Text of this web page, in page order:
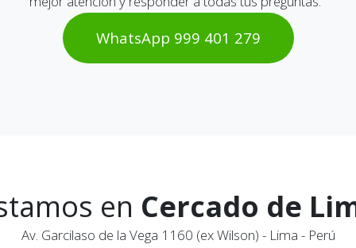
WhatsAp​​​​p 999 401 2​​79
en Cercado de
Av. Garcilaso de la Vega 1160 (ex Wilson) - Lima - Perú